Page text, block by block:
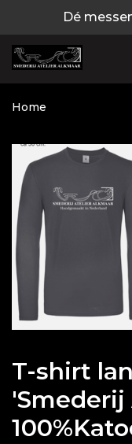
Dé
Home
T-shirt